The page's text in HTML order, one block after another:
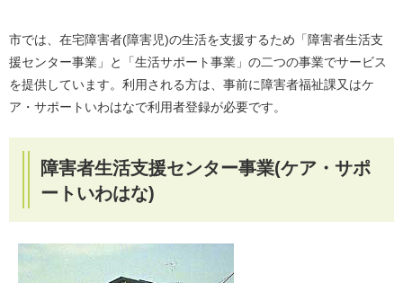
市では、在宅障害者(障害児)の生活を支援するため「障害者生活支
援センター事業」と「生活サポート事業」の二つの事業でサービス
を提供しています。利用される方は、事前に障害者福祉課又はケ
ア・サポートいわはなで利用者登録が必要です。
障害者生活支援センター事業(ケア・サポ
ートいわはな)